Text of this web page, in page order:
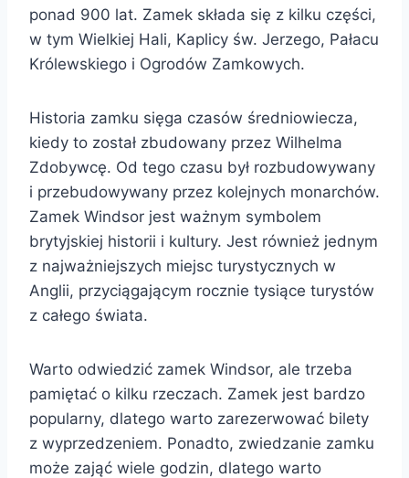
ponad 900 lat. Zamek składa się z kilku części,
w tym Wielkiej Hali, Kaplicy św. Jerzego, Pałacu
Królewskiego i Ogrodów Zamkowych.
Historia zamku sięga czasów średniowiecza,
kiedy to został zbudowany przez Wilhelma
Zdobywcę. Od tego czasu był rozbudowywany
i przebudowywany przez kolejnych monarchów.
Zamek Windsor jest ważnym symbolem
brytyjskiej historii i kultury. Jest również jednym
z najważniejszych miejsc turystycznych w
Anglii, przyciągającym rocznie tysiące turystów
z całego świata.
Warto odwiedzić zamek Windsor, ale trzeba
pamiętać o kilku rzeczach. Zamek jest bardzo
popularny, dlatego warto zarezerwować bilety
z wyprzedzeniem. Ponadto, zwiedzanie zamku
może zająć wiele godzin, dlatego warto